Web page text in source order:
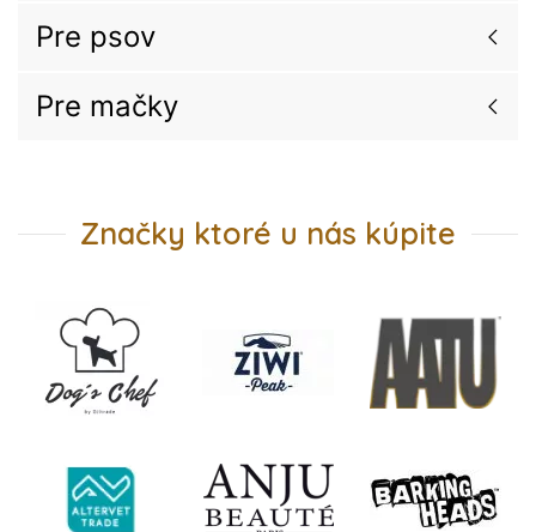
Pre psov
Pre mačky
Značky ktoré u nás kúpite